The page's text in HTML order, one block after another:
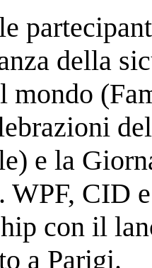
della
mondo
e la
WPF, CID
con il
a Parigi.